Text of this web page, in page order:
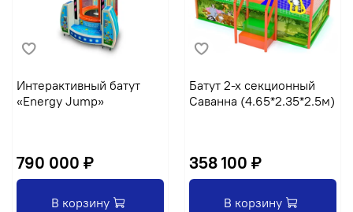
Интерактивный батут
«Energy Jump»
790 000 ₽
В корзину
Батут 2-х секционный
Саванна (4.65*2.35*2.5м)
358 100 ₽
В корзину